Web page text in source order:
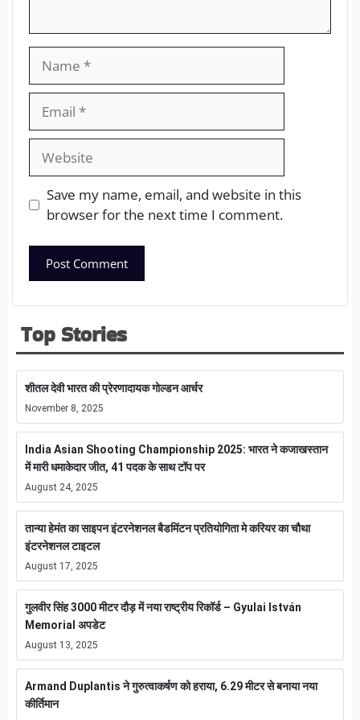
Save my name, email, and website in this
browser for the next time I comment.
Top Stories
शीतल देवी भारत की प्रेरणादायक गोल्डन आर्चर
November 8, 2025
India Asian Shooting Championship 2025: भारत ने कजाखस्तान
में मारी धमाकेदार जीत, 41 पदक के साथ टॉप पर
August 24, 2025
तान्या हेमंत का साइपन इंटरनेशनल बैडमिंटन प्रतियोगिता मे करियर का चौथा
इंटरनेशनल टाइटल
August 17, 2025
गुलवीर सिंह 3000 मीटर दौड़ में नया राष्ट्रीय रिकॉर्ड – Gyulai István
Memorial अपडेट
August 13, 2025
Armand Duplantis ने गुरुत्वाकर्षण को हराया, 6.29 मीटर से बनाया नया
कीर्तिमान